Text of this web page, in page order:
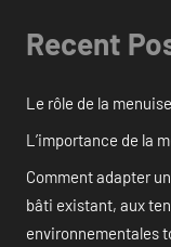
Recent
Le rôle de la
L’importance de la
Comment adapter
bâti existant, aux
environnementales